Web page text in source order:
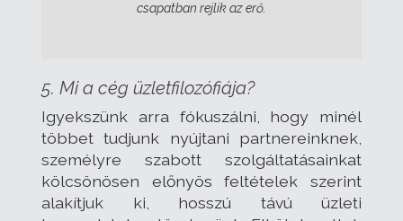
csapatban rejlik az erő.
5. Mi a cég üzletfilozófiája?
Igyekszünk arra fókuszálni, hogy minél
többet tudjunk nyújtani partnereinknek,
személyre szabott szolgáltatásainkat
kölcsönösen előnyös feltételek szerint
alakítjuk ki, hosszú távú üzleti